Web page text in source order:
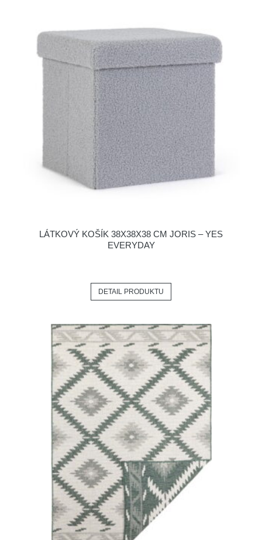
LÁTKOVÝ KOŠÍK 38X38X38 CM JORIS – YES
EVERYDAY
DETAIL PRODUKTU